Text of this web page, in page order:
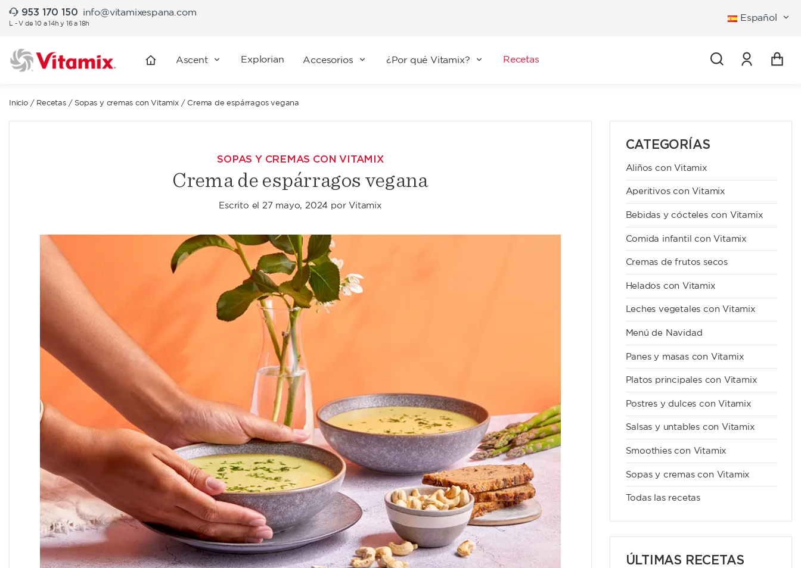
953 170 150 info@vitamixespana.com
L - V de 10 a 14h y 16 a 18h
Español
Ascent Explorian Accesorios ¿Por qué Vitamix? Recetas Iniciar
Inicio/ Recetas/ Sopas y cremas con Vitamix/ Crema de espárragos vegana
SOPAS Y CREMAS CON VITAMIX
Crema de espárragos vegana
Escrito el 27 mayo, 2024 por Vitamix
CATEGORÍAS
Aliños con Vitamix
Aperitivos con Vitamix
Bebidas y cócteles con Vitamix
Comida infantil con Vitamix
Cremas de frutos secos
Helados con Vitamix
Leches vegetales con Vitamix
Menú de Navidad
Panes y masas con Vitamix
Platos principales con Vitamix
Postres y dulces con Vitamix
Salsas y untables con Vitamix
Smoothies con Vitamix
Sopas y cremas con Vitamix
Todas las recetas
ÚLTIMAS RECETAS